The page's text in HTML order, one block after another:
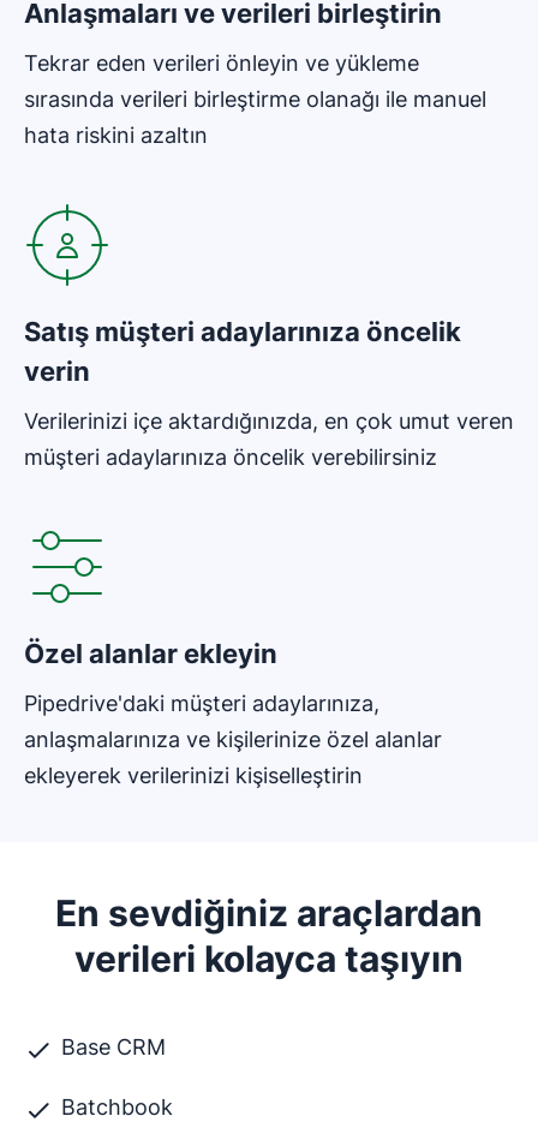
Anlaşmaları ve verileri birleştirin
Tekrar eden verileri önleyin ve yükleme
sırasında verileri birleştirme olanağı ile manuel
hata riskini azaltın
Satış müşteri adaylarınıza öncelik
verin
Verilerinizi içe aktardığınızda, en çok umut veren
müşteri adaylarınıza öncelik verebilirsiniz
Özel alanlar ekleyin
Pipedrive'daki müşteri adaylarınıza,
anlaşmalarınıza ve kişilerinize özel alanlar
ekleyerek verilerinizi kişiselleştirin
En sevdiğiniz araçlardan
verileri kolayca taşıyın
Base CRM
Batchbook